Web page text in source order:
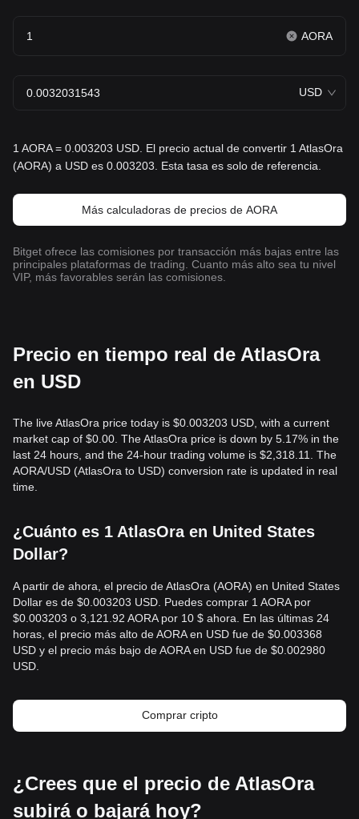
AORA
USD
1 AORA = 0.003203 USD. El precio actual de convertir 1 AtlasOra
(AORA) a USD es 0.003203. Esta tasa es solo de referencia.
Más calculadoras de precios de AORA
Bitget ofrece las comisiones por transacción más bajas entre las
principales plataformas de trading. Cuanto más alto sea tu nivel
VIP, más favorables serán las comisiones.
Precio en tiempo real de AtlasOra
en USD
The live AtlasOra price today is $0.003203 USD, with a current
market cap of $0.00. The AtlasOra price is down by 5.17% in the
last 24 hours, and the 24-hour trading volume is $2,318.11. The
AORA/USD (AtlasOra to USD) conversion rate is updated in real
time.
¿Cuánto es 1 AtlasOra en United States
Dollar?
A partir de ahora, el precio de AtlasOra (AORA) en United States
Dollar es de $0.003203 USD. Puedes comprar 1 AORA por
$0.003203 o 3,121.92 AORA por 10 $ ahora. En las últimas 24
horas, el precio más alto de AORA en USD fue de $0.003368
USD y el precio más bajo de AORA en USD fue de $0.002980
USD.
Comprar cripto
¿Crees que el precio de AtlasOra
subirá o bajará hoy?